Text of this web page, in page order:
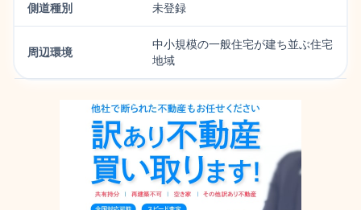
側道種別 未登録
周辺環境
中小規模の一般住宅が建ち並ぶ住宅
地域